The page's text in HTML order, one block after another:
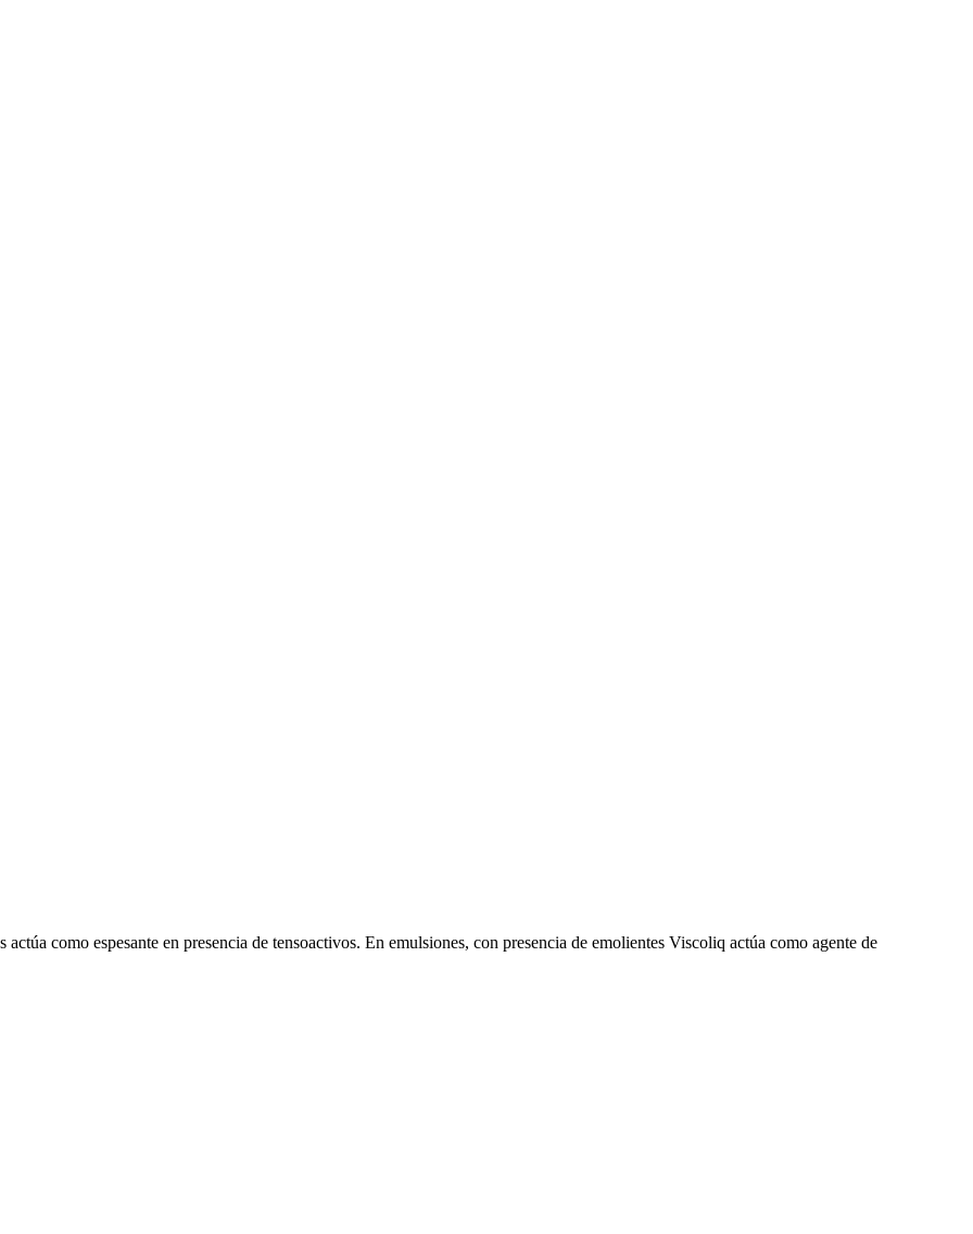
como espesante en presencia de tensoactivos. En emulsiones, con presencia de emolientes Viscoliq actúa como agente de